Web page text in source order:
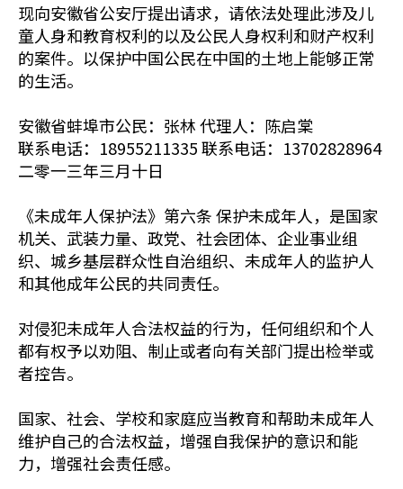
现向安徽省公安厅提出请求，请依法处理此涉及儿
童人身和教育权利的以及公民人身权利和财产权利
的案件。以保护中国公民在中国的土地上能够正常
的生活。
安徽省蚌埠市公民：张林 代理人：陈启棠
联系电话：18955211335 联系电话：13702828964
二零一三年三月十日
《未成年人保护法》第六条 保护未成年人，是国家
机关、武装力量、政党、社会团体、企业事业组
织、城乡基层群众性自治组织、未成年人的监护人
和其他成年公民的共同责任。
对侵犯未成年人合法权益的行为，任何组织和个人
都有权予以劝阻、制止或者向有关部门提出检举或
者控告。
国家、社会、学校和家庭应当教育和帮助未成年人
维护自己的合法权益，增强自我保护的意识和能
力，增强社会责任感。